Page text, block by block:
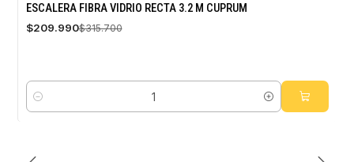
-33%
OFF
ESCALERA FIBRA VIDRIO RECTA 3.2 M CUPRUM
$209.990$315.700
Cantidad